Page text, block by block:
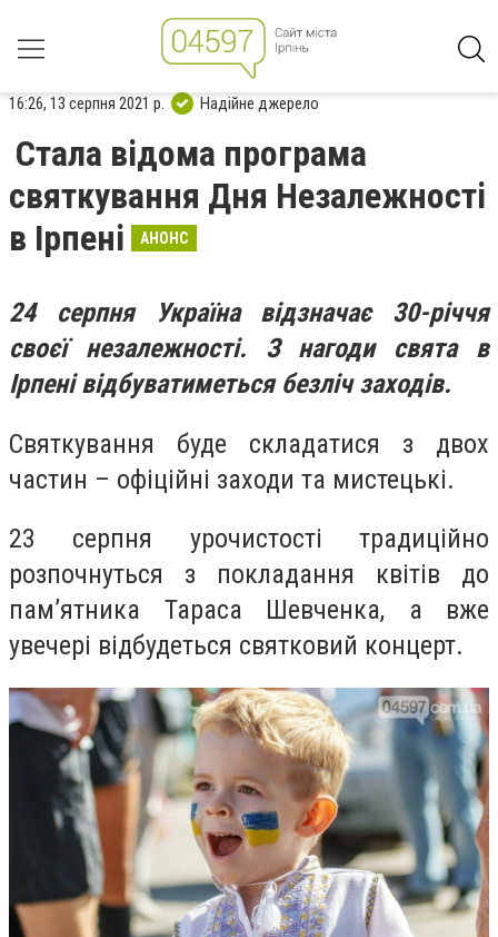
16:26, 13 серпня 2021 р. Надійне джерело
Стала відома програма
святкування Дня Незалежності
в Ірпені
АНОНС
24 серпня Україна відзначає 30-річчя
своєї незалежності. З нагоди свята в
Ірпені відбуватиметься безліч заходів.
Святкування буде складатися з двох
частин – офіційні заходи та мистецькі.
23 серпня урочистості традиційно
розпочнуться з покладання квітів до
пам’ятника Тараса Шевченка, а вже
увечері відбудеться святковий концерт.